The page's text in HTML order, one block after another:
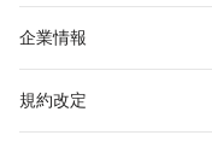
企業情報
規約改定